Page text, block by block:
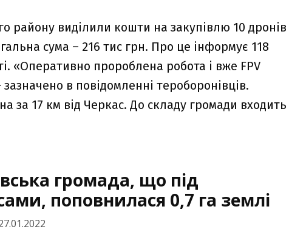
району виділили кошти на закупівлю 10 дронів
сума – 216 тис грн. Про це інформує 118
«Оперативно пророблена робота і вже FPV
в повідомленні тероборонівців.
за 17 км від Черкас. До складу громади входить
громада, що під
поповнилася 0,7 га землі